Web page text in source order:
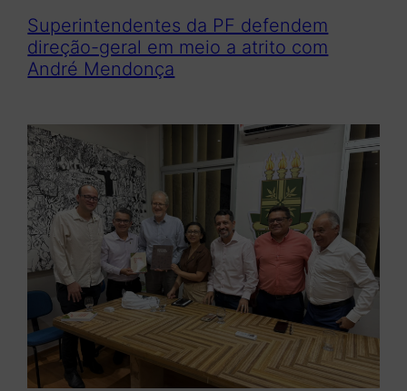
Superintendentes da PF defendem
direção-geral em meio a atrito com
André Mendonça